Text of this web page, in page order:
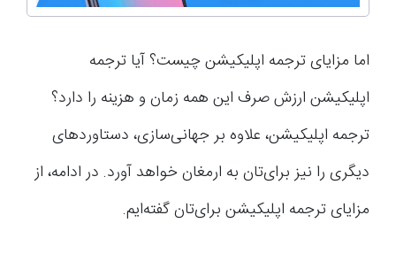
اما مزایای ترجمه اپلیکیشن چیست؟ آیا ترجمه
اپلیکیشن ارزش صرف این همه زمان و هزینه را دارد؟
ترجمه اپلیکیشن، علاوه بر جهانی‌سازی، دستاوردهای
دیگری را نیز برای‌تان به ارمغان خواهد آورد. در ادامه، از
مزایای ترجمه اپلیکیشن برای‌تان گفته‌ایم.